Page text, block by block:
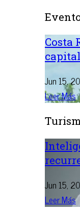
Costa
Jun 15,
Leer Más
Jun 15,
Leer Más